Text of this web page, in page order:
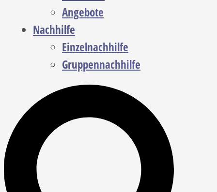
Angebote
Nachhilfe
Einzelnachhilfe
Gruppennachhilfe